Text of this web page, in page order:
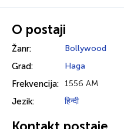
O postaji
Žanr: Bollywood
Grad: Haga
Frekvencija: 1556 AM
Jezik: हिन्दी